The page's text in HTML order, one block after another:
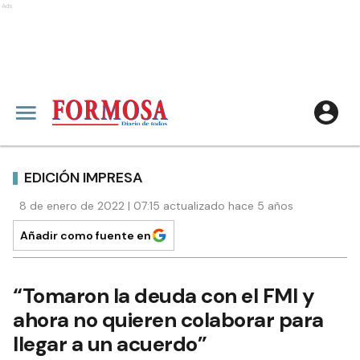
Ads
EDICIÓN IMPRESA
8 de enero de 2022 | 07:15 actualizado hace 5 años
Añadir como fuente en
“Tomaron la deuda con el FMI y
ahora no quieren colaborar para
llegar a un acuerdo”